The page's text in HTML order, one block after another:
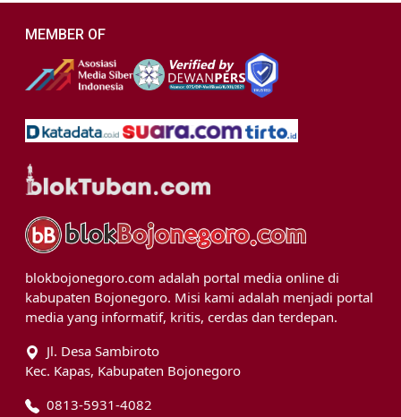
MEMBER OF
blokbojonegoro.com adalah portal media online di
kabupaten Bojonegoro. Misi kami adalah menjadi portal
media yang informatif, kritis, cerdas dan terdepan.
Jl. Desa Sambiroto
Kec. Kapas, Kabupaten Bojonegoro
0813-5931-4082